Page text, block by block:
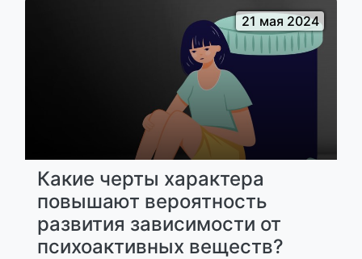
21 мая 2024
Какие черты характера
повышают вероятность
развития зависимости от
психоактивных веществ?